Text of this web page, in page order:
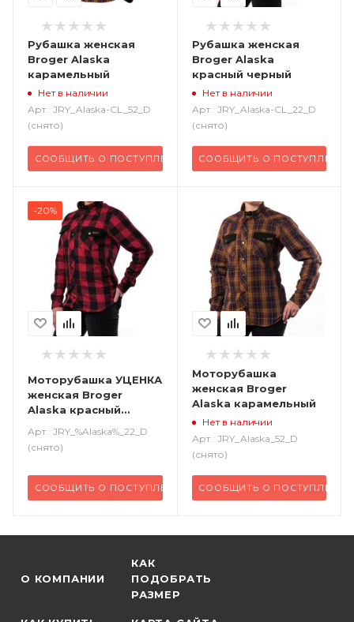
Рубашка женская
Broger Alaska
карамельный
Нет в наличии
Арт.: JRY_Alaska-CL_52_D
(снято)
СООБЩИТЬ О ПОСТУПЛЕНИИ
Рубашка женская
Broger Alaska
красный черный
Нет в наличии
Арт.: JRY_Alaska-CL_22_D
(снято)
СООБЩИТЬ О ПОСТУПЛЕНИИ
-20%
Моторубашка УЦЕНКА
женская Broger
Alaska красный
Арт.: JRY_%Alaska%_22_D
(снято)
СООБЩИТЬ О ПОСТУПЛЕНИИ
Моторубашка
женская Broger
Alaska карамельный
Нет в наличии
Арт.: JRY_Alaska_52_D
(снято)
СООБЩИТЬ О ПОСТУПЛЕНИИ
О КОМПАНИИ
КАК
ПОДОБРАТЬ
РАЗМЕР